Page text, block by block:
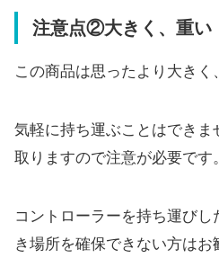
注意点②大きく、重い
この商品は思ったより大きく
気軽に持ち運ぶことはできま
取りますので注意が必要です。
コントローラーを持ち運び
き場所を確保できない方はお